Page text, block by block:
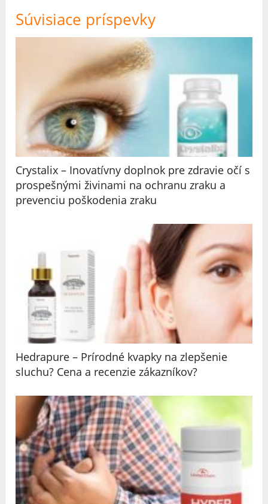
Súvisiace príspevky
Crystalix – Inovatívny doplnok pre zdravie očí s
prospešnými živinami na ochranu zraku a
prevenciu poškodenia zraku
Hedrapure – Prírodné kvapky na zlepšenie
sluchu? Cena a recenzie zákazníkov?